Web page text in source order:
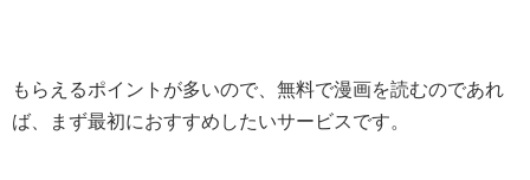
もらえるポイントが多いので、無料で漫画を読むのであれ
ば、まず最初におすすめしたいサービスです。